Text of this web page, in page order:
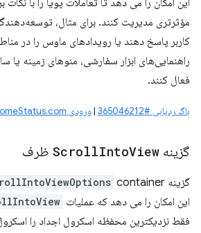
این امکان را می دهد تا تعاملات پویا را با
مؤثرتری مدیریت کنند. برای مثال،
کاربر پاسخ دهند یا رویدادهای ماوس را در
راهنمایی‌های ابزار سفارشی، منوهای زمینه یا
فعال کنند.
باگ ردیابی #365046212 |ورودی ChromeStatus.com
گزینه ScrollIntoView ظرف
گزینه
این امکان را می دهد که عملیات
فقط نزدیکترین محفظه اسکرول اجداد را